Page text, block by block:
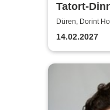
Tatort-
Dinner
Düren, Dorint
14.02.2027